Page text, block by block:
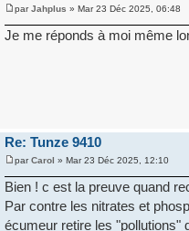
parJahplus » Mar 23 Déc 2025, 06:48
Je me réponds à moi même
Re: Tunze 9410
parCarol » Mar 23 Déc 2025, 12:10
Bien ! c est la preuve quand
Par contre les nitrates et
écumeur retire les "pollutions"